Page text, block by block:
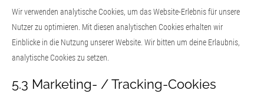
Wir verwenden analytische Cookies, um das Website-Erlebnis für unsere
Nutzer zu optimieren. Mit diesen analytischen Cookies erhalten wir
Einblicke in die Nutzung unserer Website. Wir bitten um deine Erlaubnis,
analytische Cookies zu setzen.
5.3 Marketing- / Tracking-Cookies